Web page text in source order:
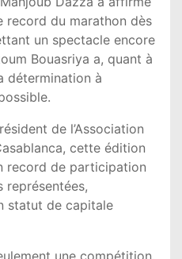
record du marathon dès
un spectacle encore
Bouasriya a, quant à
détermination à
de l’Association
cette édition
record de participation
représentées,
statut de capitale